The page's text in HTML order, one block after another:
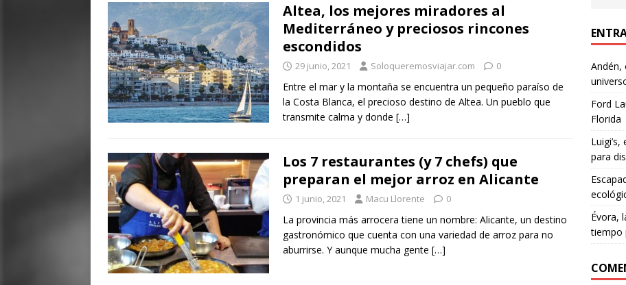
Altea, los mejores miradores al
Mediterráneo y preciosos rincones
escondidos
29 junio, 2021 Soloqueremosviajar.com 0
Entre el mar y la montaña se encuentra un pequeño paraíso de
la Costa Blanca, el precioso destino de Altea. Un pueblo que
transmite calma y donde […]
Los 7 restaurantes (y 7 chefs) que
preparan el mejor arroz en Alicante
1 junio, 2021 Macu Llorente 0
La provincia más arrocera tiene un nombre: Alicante, un destino
gastronómico que cuenta con una variedad de arroz para no
aburrirse. Y aunque mucha gente […]
Andén,
Ford
Florida
para
Évora,
tiempo